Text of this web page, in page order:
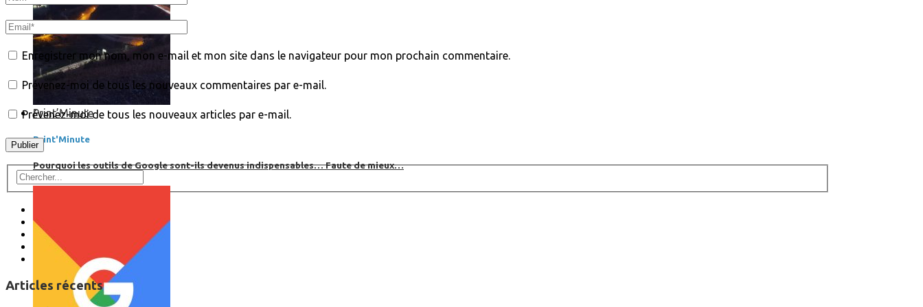
Print’Minute
Print'Minute
Pourquoi les outils de Google sont-ils devenus indispensables… Faute de mieux…
Enregistrer mon nom, mon e-mail et mon site dans le navigateur pour mon prochain commentaire.
Prévenez-moi de tous les nouveaux commentaires par e-mail.
Prévenez-moi de tous les nouveaux articles par e-mail.
Articles récents